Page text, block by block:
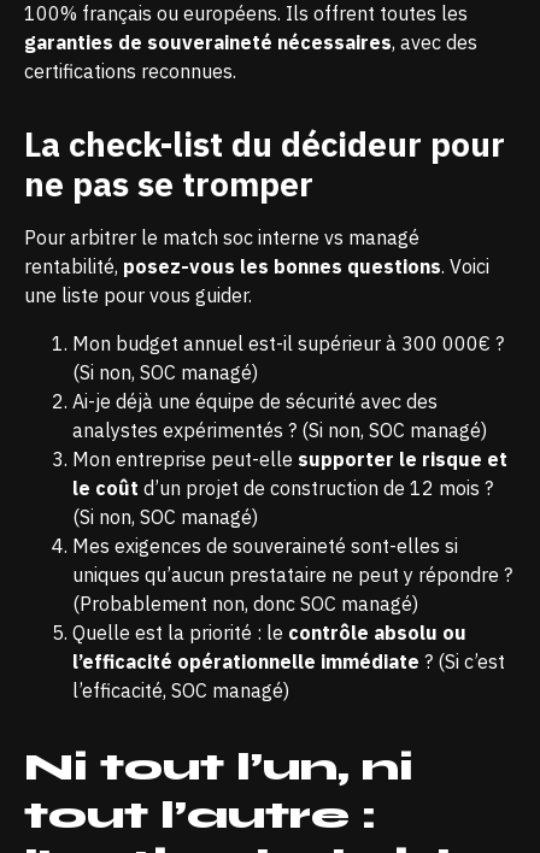
100% français ou européens. Ils offrent toutes les
garanties de souveraineté nécessaires, avec des
certifications reconnues.
La check-list du décideur pour
ne pas se tromper
Pour arbitrer le match soc interne vs managé
rentabilité, posez-vous les bonnes questions. Voici
une liste pour vous guider.
Mon budget annuel est-il supérieur à 300 000€ ?
(Si non, SOC managé)
Ai-je déjà une équipe de sécurité avec des
analystes expérimentés ? (Si non, SOC managé)
Mon entreprise peut-elle supporter le risque et
le coût d’un projet de construction de 12 mois ?
(Si non, SOC managé)
Mes exigences de souveraineté sont-elles si
uniques qu’aucun prestataire ne peut y répondre ?
(Probablement non, donc SOC managé)
Quelle est la priorité : le contrôle absolu ou
l’efficacité opérationnelle immédiate ? (Si c’est
l’efficacité, SOC managé)
Ni tout l’un, ni
tout l’autre :